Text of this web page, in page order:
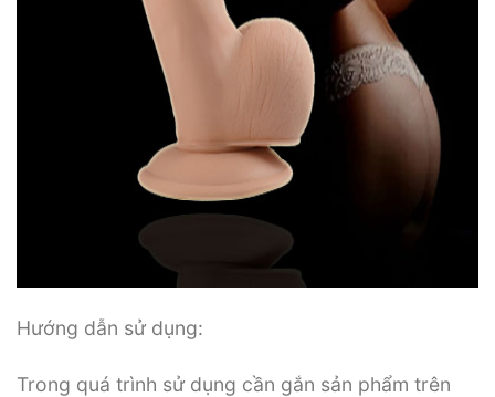
Hướng dẫn sử dụng:
Trong quá trình sử dụng cần gắn sản phẩm trên